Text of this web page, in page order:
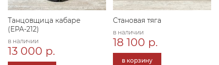
Танцовщица кабаре
(ЕРА-212)
в наличии
13 000 р.
Становая тяга
в наличии
18 100 р.
в корзину